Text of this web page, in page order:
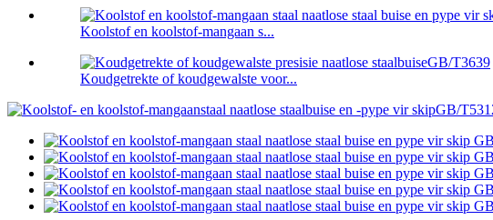
Koolstof en koolstof-mangaan s...
Koudgetrekte of koudgewalste voor...